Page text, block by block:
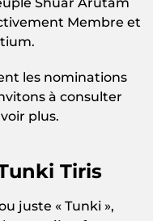
Membre et
les nominations
à consulter
plus.
Tiris
juste « Tunki »,